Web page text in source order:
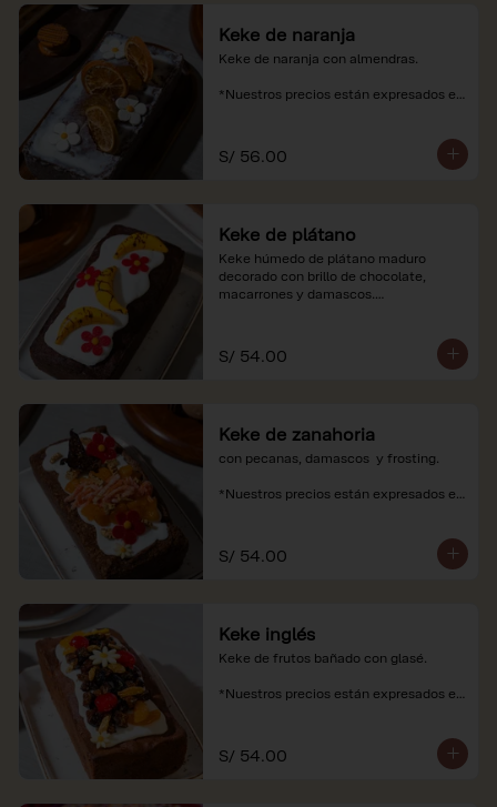
Keke de naranja
Keke de naranja con almendras.
*Nuestros precios están expresados en
S/ 56.00
Keke de plátano
Keke húmedo de plátano maduro
decorado con brillo de chocolate,
macarrones y damascos.
soles e incluyen impuestos de ley y
recargo al consumo.
S/ 54.00
Keke de zanahoria
con pecanas, damascos  y frosting.
*Nuestros precios están expresados en
S/ 54.00
Keke inglés
Keke de frutos bañado con glasé.
*Nuestros precios están expresados en
S/ 54.00